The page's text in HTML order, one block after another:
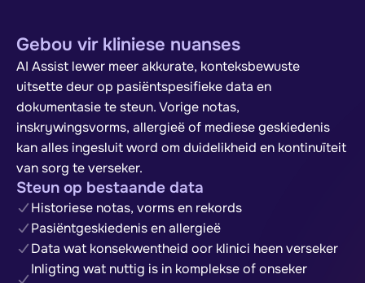
Gebou vir kliniese nuanses
AI Assist lewer meer akkurate, konteksbewuste
uitsette deur op pasiëntspesifieke data en
dokumentasie te steun. Vorige notas,
inskrywingsvorms, allergieë of mediese geskiedenis
kan alles ingesluit word om duidelikheid en kontinuïteit
van sorg te verseker.
Steun op bestaande data
Historiese notas, vorms en rekords
Pasiëntgeskiedenis en allergieë
Data wat konsekwentheid oor klinici heen verseker
Inligting wat nuttig is in komplekse of onseker